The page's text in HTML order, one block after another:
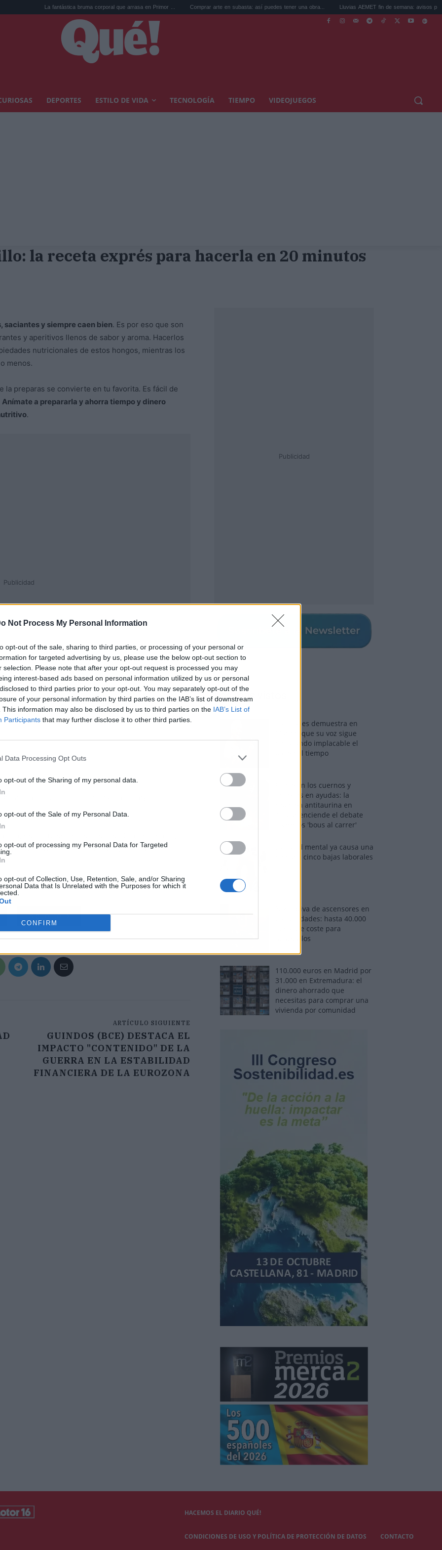
Not Process My Personal Information
opt-out of the sale, sharing to third parties, or processing of your personal or
for targeted advertising by us, please use the below opt-out section to
selection. Please note that after your opt-out request is processed you may
interest-based ads based on personal information utilized by us or personal
to third parties prior to your opt-out. You may separately opt-out of the
of your personal information by third parties on the IAB’s list of downstream
This information may also be disclosed by us to third parties on the IAB’s List of
Participants that may further disclose it to other third parties.
Data Processing Opt Outs
opt-out of the Sharing of my personal data.
opt-out of the Sale of my Personal Data.
opt-out of processing my Personal Data for Targeted
opt-out of Collection, Use, Retention, Sale, and/or Sharing
Data that Is Unrelated with the Purposes for which it
CONFIRM
La fantástica bruma corporal que arrasa en Primor ... Comprar arte en subasta: así puedes tener una obra... Lluvias AEMET fin de semana: avisos por
DEPORTES ESTILO DE VIDA TECNOLOGÍA TIEMPO VIDEOJUEGOS
la receta exprés para hacerla en 20 minutos
saciantes y siempre caen bien. Es por eso que son
y aperitivos llenos de sabor y aroma. Hacerlos
nutricionales de estos hongos, mientras los
menos.
la preparas se convierte en tu favorita. Es fácil de
Anímate a prepararla y ahorra tiempo y dinero
.
Publicidad
los champiñones al momento de ir a
entera y cerciórate de que no tenga
es a la base de los mismos. Con frecuencia,
y llegar a perjudicar a esta seta, haciéndola
Siguiente
ARTÍCULO SIGUIENTE
GUINDOS (BCE) DESTACA EL
IMPACTO "CONTENIDO" DE LA
GUERRA EN LA ESTABILIDAD
FINANCIERA DE LA EUROZONA
Publicidad
Los más vistos
Tom Jones demuestra en
Madrid que su voz sigue
desafiando implacable el
paso del tiempo
Fuego en los cuernos y
millones en ayudas: la
rebelión antitaurina en
Alfafar enciende el debate
sobre los 'bous al carrer'
La salud mental ya causa una
de cada cinco bajas laborales
Normativa de ascensores en
comunidades: hasta 40.000
euros de coste para
adaptarlos
110.000 euros en Madrid por
31.000 en Extremadura: el
dinero ahorrado que
necesitas para comprar una
vivienda por comunidad
HACEMOS EL DIARIO QUÉ!
CONDICIONES DE USO Y POLÍTICA DE PROTECCIÓN DE DATOS CONTACTO